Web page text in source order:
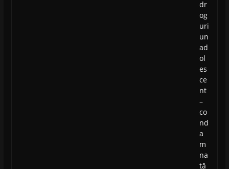
dr
og
uri
un
ad
ol
es
ce
nt
–
co
nd
a
m
na
tă